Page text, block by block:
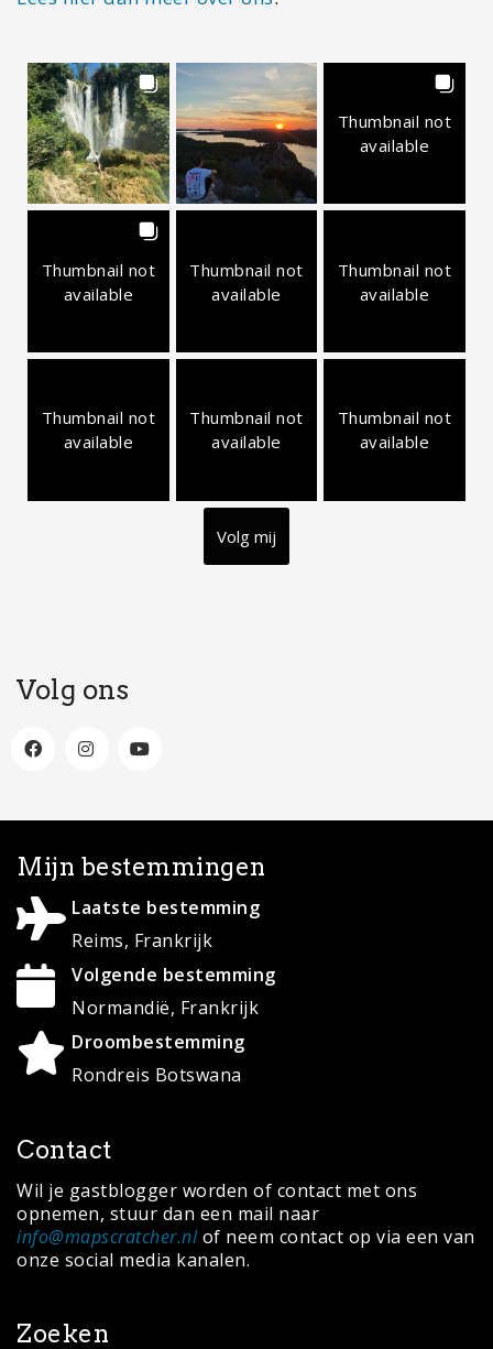
Thumbnail not
available
Thumbnail not
available
Thumbnail not
available
Thumbnail not
available
Thumbnail not
available
Thumbnail not
available
Thumbnail not
available
Volg mij
Volg ons
Mijn bestemmingen
Laatste bestemming
Reims, Frankrijk
Volgende bestemming
Normandië, Frankrijk
Droombestemming
Rondreis Botswana
Contact
Wil je gastblogger worden of contact met ons
opnemen, stuur dan een mail naar
info@mapscratcher.nlof neem contact op via een van
onze social media kanalen.
Zoeken